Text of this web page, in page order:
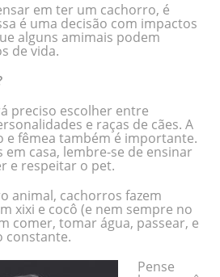
em ter um cachorro, é
é uma decisão com impactos
alguns amimais podem
de vida.
preciso escolher entre
e raças de cães. A
e fêmea também é importante.
em casa, lembre-se de ensinar
e respeitar o pet.
animal, cachorros fazem
xixi e cocô (e nem sempre no
comer, tomar água, passear, e
constante.
Pense